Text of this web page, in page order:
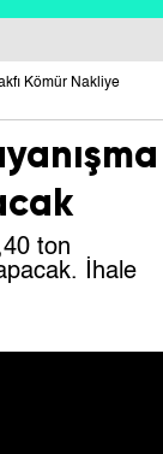
Kömür Nakliye
ton
İhale